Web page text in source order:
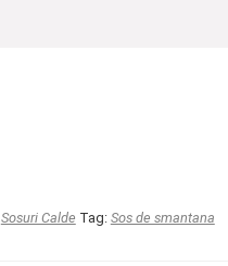
Sosuri Calde Tag: Sos de smantana